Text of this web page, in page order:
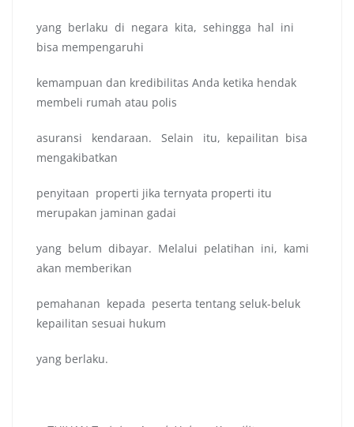
yang berlaku di negara kita, sehingga hal ini
bisa mempengaruhi
kemampuan dan kredibilitas Anda ketika hendak
membeli rumah atau polis
asuransi kendaraan. Selain itu, kepailitan bisa
mengakibatkan
penyitaan properti jika ternyata properti itu
merupakan jaminan gadai
yang belum dibayar. Melalui pelatihan ini, kami
akan memberikan
pemahanan kepada peserta tentang seluk-beluk
kepailitan sesuai hukum
yang berlaku.